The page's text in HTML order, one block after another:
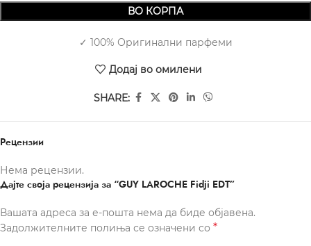
ВО КОРПА
✓ 100% Оригинални парфеми
Додај во омилени
SHARE:
Рецензии
Нема рецензии.
Дајте своја рецензија за “GUY LAROCHE Fidji EDT”
Вашата адреса за е-пошта нема да биде објавена.
Задолжителните полиња се означени со *